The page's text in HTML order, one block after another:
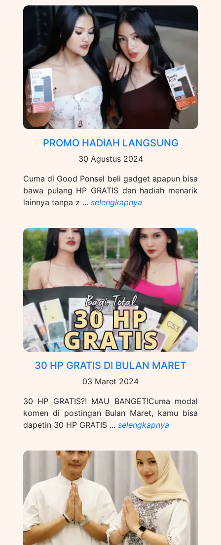
PROMO HADIAH LANGSUNG
30 Agustus 2024
Cuma di Good Ponsel beli gadget apapun bisa
bawa pulang HP GRATIS dan hadiah menarik
lainnya tanpa z ... selengkapnya
30 HP GRATIS DI BULAN MARET
03 Maret 2024
30 HP GRATIS?! MAU BANGET!Cuma modal
komen di postingan Bulan Maret, kamu bisa
dapetin 30 HP GRATIS ... selengkapnya